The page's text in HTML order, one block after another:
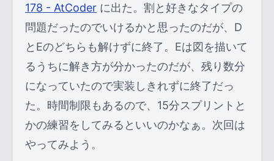
178 - AtCoder に出た。割と好きなタイプの
問題だったのでいけるかと思ったのだが、D
とEのどちらも解けずに終了。Eは図を描いて
るうちに解き方が分かったのだが、残り数分
になっていたので実装しきれずに終了だっ
た。時間制限もあるので、15分スプリントと
かの練習をしてみるといいのかなぁ。次回は
やってみよう。